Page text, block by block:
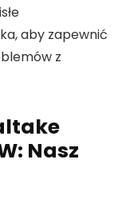
aby zapewnić
z
Nasz